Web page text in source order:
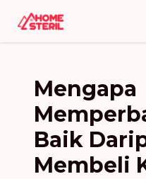
Mengapa
Baik
Membeli